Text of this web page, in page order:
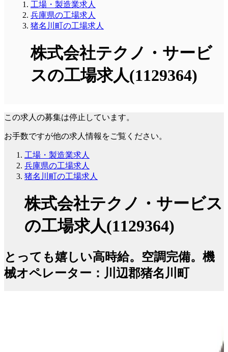
工場・製造業求人
兵庫県の工場求人
猪名川町の工場求人
株式会社テクノ・サービ
スの工場求人(1129364)
この求人の募集は停止しています。
お手数ですが他の求人情報をご覧ください。
工場・製造業求人
兵庫県の工場求人
猪名川町の工場求人
株式会社テクノ・サービス
の工場求人(1129364)
とっても嬉しい高時給。空調完備。機
械オペレーター：川辺郡猪名川町